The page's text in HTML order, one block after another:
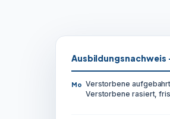
Ausbildungsnachweis
Mo Verstorbene
Verstorbene rasiert,